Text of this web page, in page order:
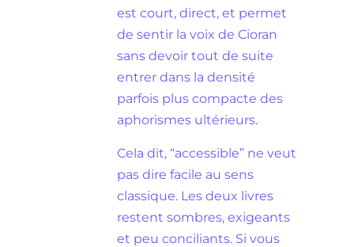
est court, direct, et permet
de sentir la voix de Cioran
sans devoir tout de suite
entrer dans la densité
parfois plus compacte des
aphorismes ultérieurs.
Cela dit, “accessible” ne veut
pas dire facile au sens
classique. Les deux livres
restent sombres, exigeants
et peu conciliants. Si vous